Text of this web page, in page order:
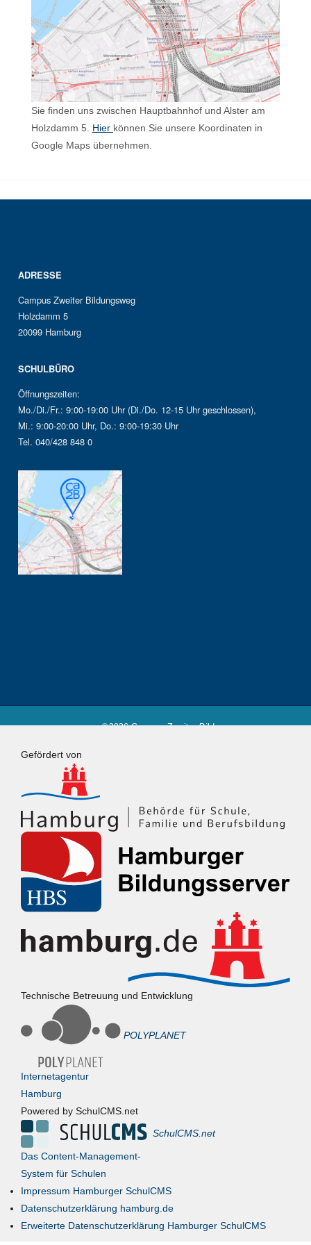
Sie finden uns zwischen Hauptbahnhof und Alster am
Holzdamm 5. Hier können Sie unsere Koordinaten in
Google Maps übernehmen.
ADRESSE
Campus Zweiter Bildungsweg
Holzdamm 5
20099 Hamburg
SCHULBÜRO
Öffnungszeiten:
Mo./Di./Fr.: 9:00-19:00 Uhr (Di./Do. 12-15 Uhr geschlossen),
Mi.: 9:00-20:00 Uhr, Do.: 9:00-19:30 Uhr
Tel. 040/428 848 0
©2026 Campus Zweiter Bildungsweg
Gefördert von
Technische Betreuung und Entwicklung
POLYPLANET
Internetagentur
Hamburg
Powered by SchulCMS.net
SchulCMS.net
Das Content-Management-
System für Schulen
Impressum Hamburger SchulCMS
Datenschutzerklärung hamburg.de
Erweiterte Datenschutzerklärung Hamburger SchulCMS